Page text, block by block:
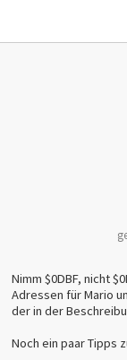
Nimm $0DBF, nicht
Adressen für Mario
der in der
Noch ein paar Tipps